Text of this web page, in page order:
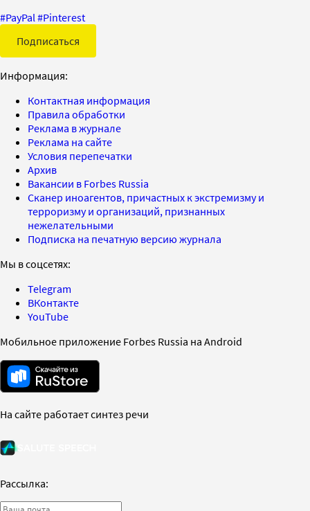
#PayPal #Pinterest
Подписаться
Информация:
Контактная информация
Правила обработки
Реклама в журнале
Реклама на сайте
Условия перепечатки
Архив
Вакансии в Forbes Russia
Сканер иноагентов, причастных к экстремизму и
терроризму и организаций, признанных
нежелательными
Подписка на печатную версию журнала
Мы в соцсетях:
Telegram
ВКонтакте
YouTube
Мобильное приложение Forbes Russia на Android
На сайте работает синтез речи
Рассылка: